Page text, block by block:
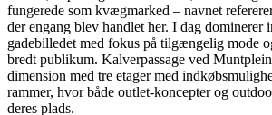
fungerede som kvægmarked – navnet
der engang blev handlet her. I dag dominerer
gadebilledet med fokus på tilgængelig mode
bredt publikum. Kalverpassage ved
dimension med tre etager med
rammer, hvor både outlet-koncepter og
deres plads.